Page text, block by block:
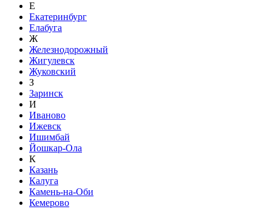
Е
Екатеринбург
Елабуга
Ж
Железнодорожный
Жигулевск
Жуковский
З
Заринск
И
Иваново
Ижевск
Ишимбай
Йошкар-Ола
К
Казань
Калуга
Камень-на-Оби
Кемерово